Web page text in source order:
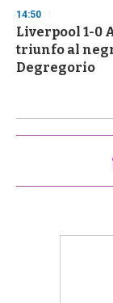
14:50
Liverpool 1-0
triunfo al
Degregorio